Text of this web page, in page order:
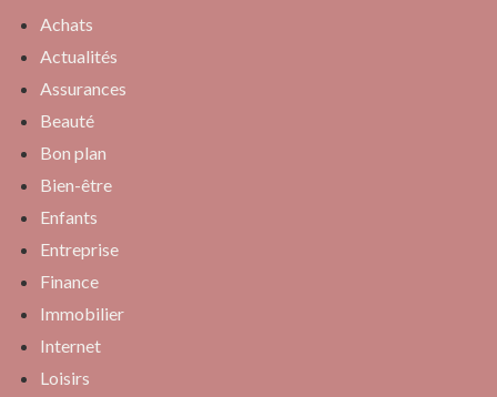
Achats
Actualités
Assurances
Beauté
Bon plan
Bien-être
Enfants
Entreprise
Finance
Immobilier
Internet
Loisirs